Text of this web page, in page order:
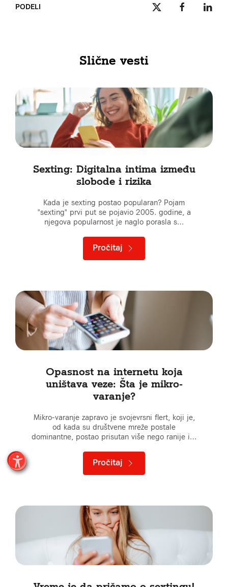
PODELI
Slične vesti
Sexting: Digitalna intima između
slobode i rizika
Kada je sexting postao popularan? Pojam
"sexting" prvi put se pojavio 2005. godine, a
njegova popularnost je naglo porasla s…
Pročitaj
Opasnost na internetu koja
uništava veze: Šta je mikro-
varanje?
Mikro-varanje zapravo je svojevrsni flert, koji je,
od kada su društvene mreže postale
dominantne, postao prisutan više nego ranije i…
Pročitaj